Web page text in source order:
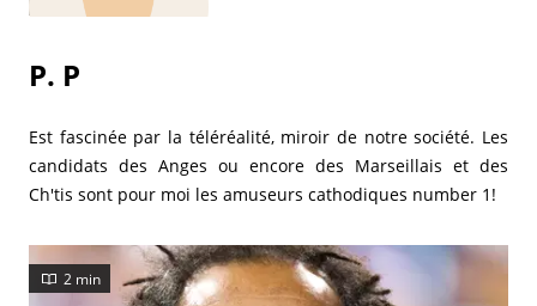
P. P
Est fascinée par la téléréalité, miroir de notre société. Les
candidats des Anges ou encore des Marseillais et des
Ch'tis sont pour moi les amuseurs cathodiques number 1!
2 min